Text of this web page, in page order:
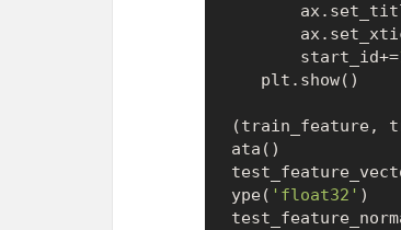
       start_id+=
(train_feature,
ata()
ype( 'float32' )